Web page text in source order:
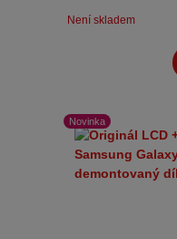
Není skladem
Novinka